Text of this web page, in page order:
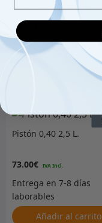
derecho e izquierdo
10.00
Añadir al carrito
Pistón 0,40 2,5 L.
73.00€
Añadir al carrito